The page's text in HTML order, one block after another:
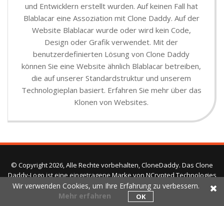
und Entwicklern erstellt wurden. Auf keinen Fall hat
Blablacar eine Assoziation mit Clone Daddy. Auf der
Website Blablacar wurde oder wird kein Code,
Design oder Grafik verwendet. Mit der
benutzerdefinierten Lösung von Clone Daddy
können Sie eine Website ähnlich Blablacar betreiben,
die auf unserer Standardstruktur und unserem
Technologieplan basiert. Erfahren Sie mehr über das
Klonen von Websites.
© Copyright 2026, Alle Rechte vorbehalten, CloneDaddy. Das Clone
Daddy-Logo ist eine eingetragene Marke von NCrypted Technologies
Pvt. Ltd. Alle anderen verwendeten Marken und Handelsnamen
können Marken und / oder eingetragene Marken ihrer jeweiligen
Wir verwenden Cookies, um Ihre Erfahrung zu verbessern.
Mehr erfahren
OK